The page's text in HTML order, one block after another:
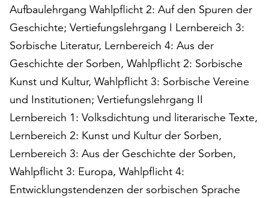
Aufbaulehrgang Wahlpflicht 2: Auf den Spuren der
Geschichte; Vertiefungslehrgang I Lernbereich 3:
Sorbische Literatur, Lernbereich 4: Aus der
Geschichte der Sorben, Wahlpflicht 2: Sorbische
Kunst und Kultur, Wahlpflicht 3: Sorbische Vereine
und Institutionen; Vertiefungslehrgang II
Lernbereich 1: Volksdichtung und literarische Texte,
Lernbereich 2: Kunst und Kultur der Sorben,
Lernbereich 3: Aus der Geschichte der Sorben,
Wahlpflicht 3: Europa, Wahlpflicht 4:
Entwicklungstendenzen der sorbischen Sprache